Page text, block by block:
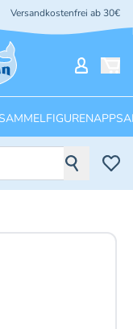
Versandkostenfrei ab 30€
APPS